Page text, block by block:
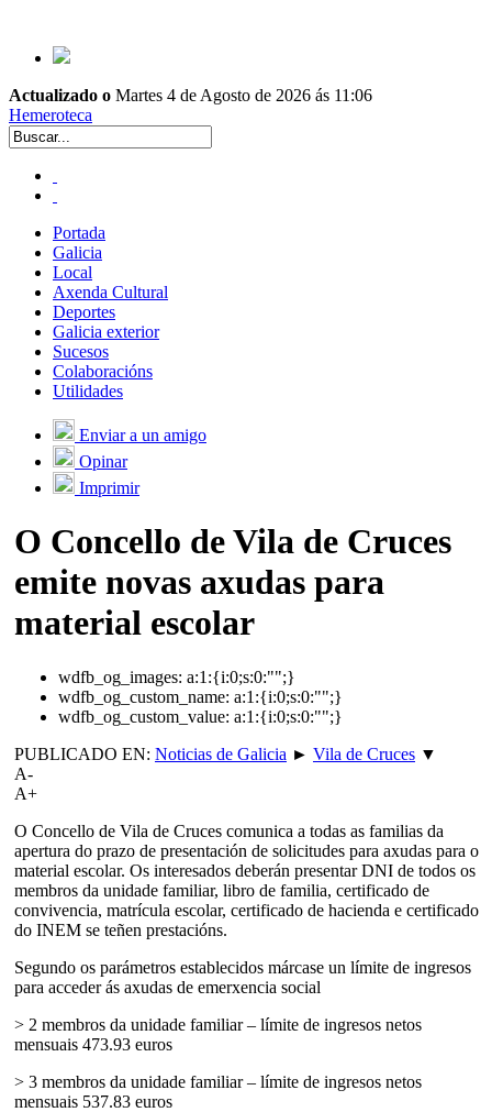
Actualizado o Martes 4 de Agosto de 2026 ás 11:06
Hemeroteca
Portada
Galicia
Local
Axenda Cultural
Deportes
Galicia exterior
Sucesos
Colaboracións
Utilidades
Enviar a un amigo
Opinar
Imprimir
O Concello de Vila de Cruces
emite novas axudas para
material escolar
wdfb_og_images: a:1:{i:0;s:0:"";}
wdfb_og_custom_name: a:1:{i:0;s:0:"";}
wdfb_og_custom_value: a:1:{i:0;s:0:"";}
PUBLICADO EN: Noticias de Galicia ► Vila de Cruces ▼
A-
A+
O Concello de Vila de Cruces comunica a todas as familias da
apertura do prazo de presentación de solicitudes para axudas para o
material escolar. Os interesados deberán presentar DNI de todos os
membros da unidade familiar, libro de familia, certificado de
convivencia, matrícula escolar, certificado de hacienda e certificado
do INEM se teñen prestacións.
Segundo os parámetros establecidos márcase un límite de ingresos
para acceder ás axudas de emerxencia social
> 2 membros da unidade familiar – límite de ingresos netos
mensuais 473.93 euros
> 3 membros da unidade familiar – límite de ingresos netos
mensuais 537.83 euros